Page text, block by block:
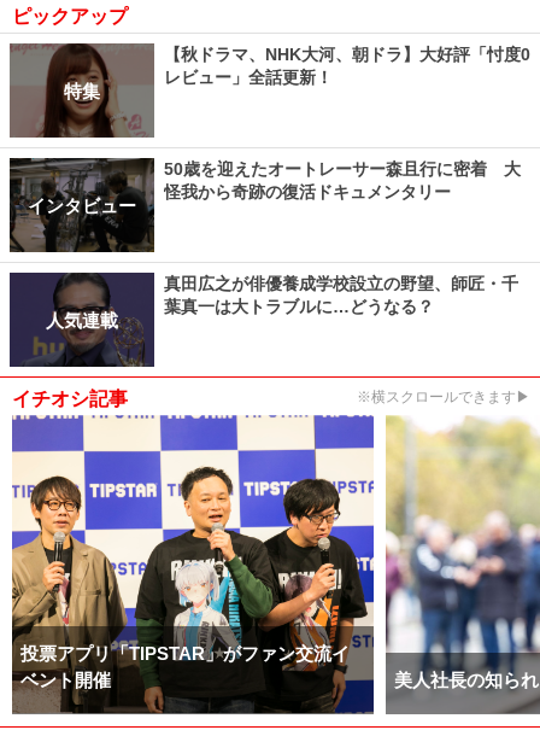
ピックアップ
特集
【秋ドラマ、NHK大河、朝ドラ】大好評「忖度0
レビュー」全話更新！
インタビュー
50歳を迎えたオートレーサー森且行に密着 大
怪我から奇跡の復活ドキュメンタリー
人気連載
真田広之が俳優養成学校設立の野望、師匠・千
葉真一は大トラブルに…どうなる？
イチオシ記事 ※横スクロールできます▶
投票アプリ「TIPSTAR」がファン交流イ
ベント開催
美人社長の知ら